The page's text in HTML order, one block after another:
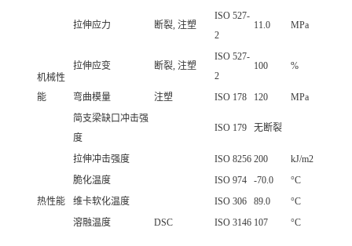
机械性
能
拉伸应力 断裂, 注塑
ISO 527-
2
11.0 MPa
拉伸应变 断裂, 注塑
ISO 527-
2
100 %
弯曲模量 注塑 ISO 178 120
MPa
简支梁缺口冲击强
度
ISO 179 无断裂
拉伸冲击强度 ISO 8256 200 kJ/m2
热性能
脆化温度 ISO 974 -70.0
°C
维卡软化温度
ISO 306 89.0
°C
溶融温度
DSC ISO 3146 107 °C